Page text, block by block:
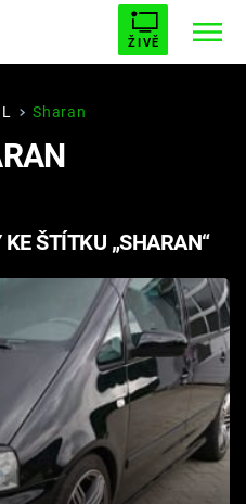
ŽIVĚ
PŘEMOŽITELKA UPÍRŮ
5
Sharan
ŠTÍTKU „SHARAN“